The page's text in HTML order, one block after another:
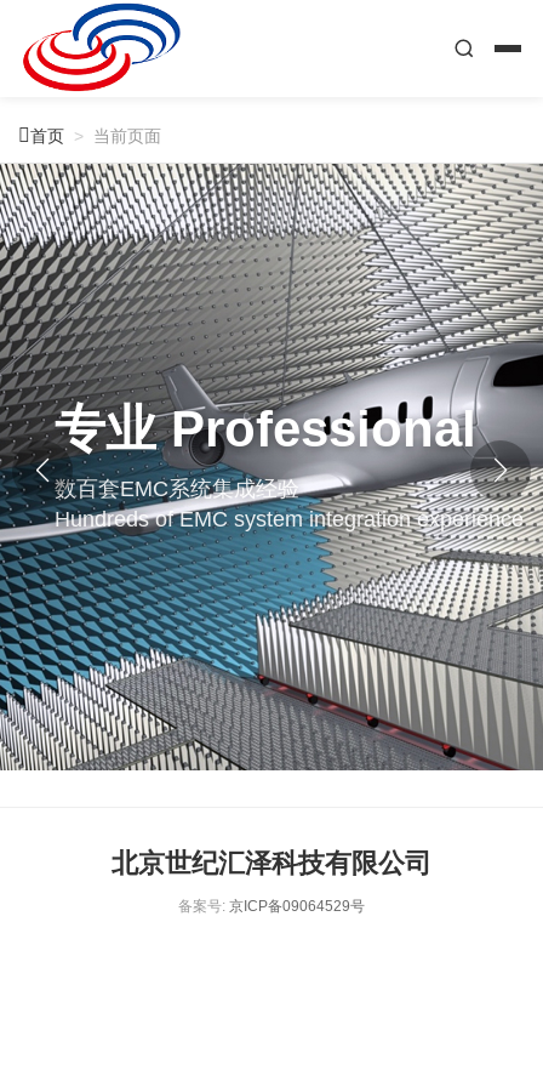
首页 > 当前页面
专业 Professional
数百套EMC系统集成经验
Hundreds of EMC system integration experience
北京世纪汇泽科技有限公司
备案号: 京ICP备09064529号